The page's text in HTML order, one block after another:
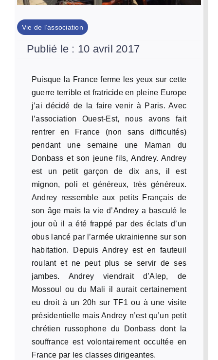
Vie de l’association
Publié le : 10 avril 2017
Puisque la France ferme les yeux sur cette
guerre terrible et fratricide en pleine Europe
j’ai décidé de la faire venir à Paris. Avec
l’association Ouest-Est, nous avons fait
rentrer en France (non sans difficultés)
pendant une semaine une Maman du
Donbass et son jeune fils, Andrey. Andrey
est un petit garçon de dix ans, il est
mignon, poli et généreux, très généreux.
Andrey ressemble aux petits Français de
son âge mais la vie d’Andrey a basculé le
jour où il a été frappé par des éclats d’un
obus lancé par l’armée ukrainienne sur son
habitation. Depuis Andrey est en fauteuil
roulant et ne peut plus se servir de ses
jambes. Andrey viendrait d’Alep, de
Mossoul ou du Mali il aurait certainement
eu droit à un 20h sur TF1 ou à une visite
présidentielle mais Andrey n’est qu’un petit
chrétien russophone du Donbass dont la
souffrance est volontairement occultée en
France par les classes dirigeantes.